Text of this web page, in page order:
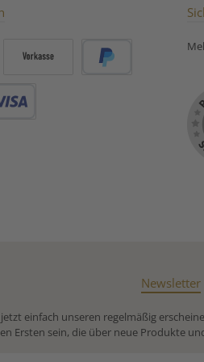
Newsletter
einfach unseren regelmäßig
Ersten sein, die über neue Produkte